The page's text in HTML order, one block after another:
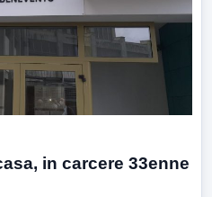
in carcere 33enne